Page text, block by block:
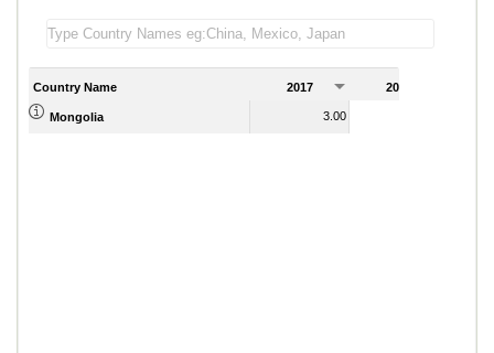
Country Name 2017 2018
Mongolia 3.00